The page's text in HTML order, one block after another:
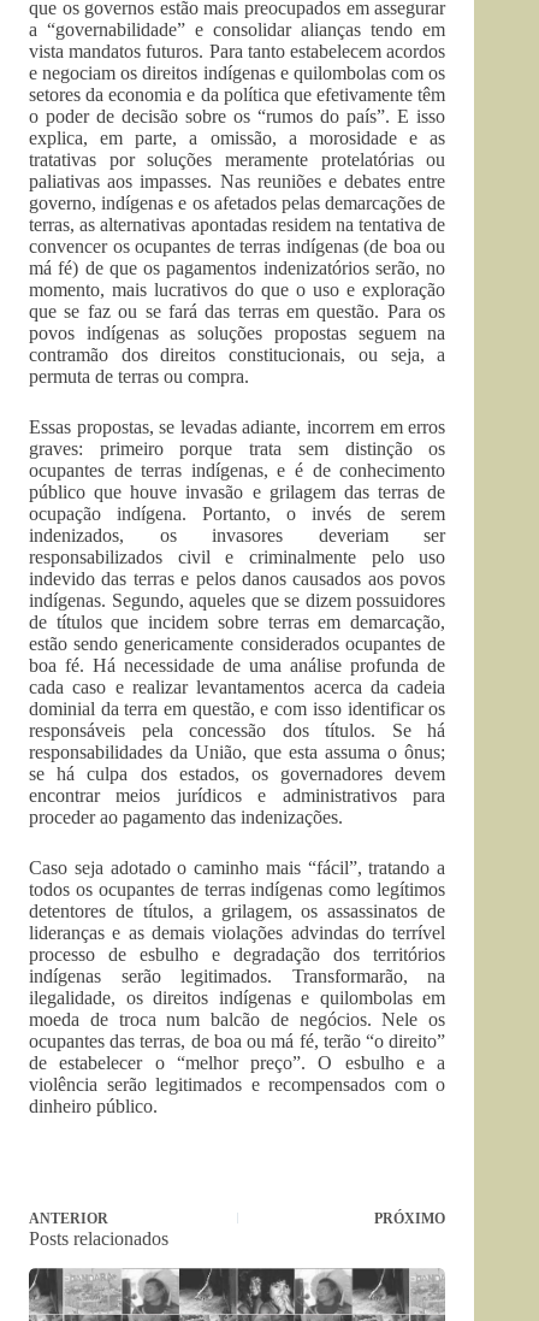
que os governos estão mais preocupados em assegurar
a “governabilidade” e consolidar alianças tendo em
vista mandatos futuros. Para tanto estabelecem acordos
e negociam os direitos indígenas e quilombolas com os
setores da economia e da política que efetivamente têm
o poder de decisão sobre os “rumos do país”. E isso
explica, em parte, a omissão, a morosidade e as
tratativas por soluções meramente protelatórias ou
paliativas aos impasses. Nas reuniões e debates entre
governo, indígenas e os afetados pelas demarcações de
terras, as alternativas apontadas residem na tentativa de
convencer os ocupantes de terras indígenas (de boa ou
má fé) de que os pagamentos indenizatórios serão, no
momento, mais lucrativos do que o uso e exploração
que se faz ou se fará das terras em questão. Para os
povos indígenas as soluções propostas seguem na
contramão dos direitos constitucionais, ou seja, a
permuta de terras ou compra.
Essas propostas, se levadas adiante, incorrem em erros
graves: primeiro porque trata sem distinção os
ocupantes de terras indígenas, e é de conhecimento
público que houve invasão e grilagem das terras de
ocupação indígena. Portanto, o invés de serem
indenizados, os invasores deveriam ser
responsabilizados civil e criminalmente pelo uso
indevido das terras e pelos danos causados aos povos
indígenas. Segundo, aqueles que se dizem possuidores
de títulos que incidem sobre terras em demarcação,
estão sendo genericamente considerados ocupantes de
boa fé. Há necessidade de uma análise profunda de
cada caso e realizar levantamentos acerca da cadeia
dominial da terra em questão, e com isso identificar os
responsáveis pela concessão dos títulos. Se há
responsabilidades da União, que esta assuma o ônus;
se há culpa dos estados, os governadores devem
encontrar meios jurídicos e administrativos para
proceder ao pagamento das indenizações.
Caso seja adotado o caminho mais “fácil”, tratando a
todos os ocupantes de terras indígenas como legítimos
detentores de títulos, a grilagem, os assassinatos de
lideranças e as demais violações advindas do terrível
processo de esbulho e degradação dos territórios
indígenas serão legitimados. Transformarão, na
ilegalidade, os direitos indígenas e quilombolas em
moeda de troca num balcão de negócios. Nele os
ocupantes das terras, de boa ou má fé, terão “o direito”
de estabelecer o “melhor preço”. O esbulho e a
violência serão legitimados e recompensados com o
dinheiro público.
ANTERIOR PRÓXIMO
Posts relacionados